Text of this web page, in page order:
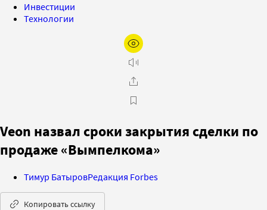
Инвестиции
Технологии
Veon назвал сроки закрытия сделки по
продаже «Вымпелкома»
Тимур БатыровРедакция Forbes
Копировать ссылку